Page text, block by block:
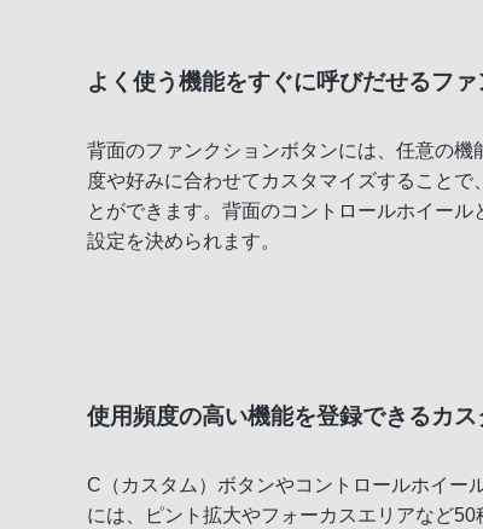
よく使う機能をすぐに呼びだせるフ
背面のファンクションボタンには、任意の
度や好みに合わせてカスタマイズすることで
とができます。背面のコントロールホイール
設定を決められます。
使用頻度の高い機能を登録できるカ
C（カスタム）ボタンやコントロールホイー
には、ピント拡大やフォーカスエリアなど